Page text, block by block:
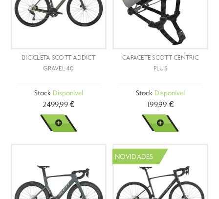
SCOTT ADDICT
GRAVEL 40
Disponível
2499,99 €
VER MAIS
CAPACETE SCOTT CENTRIC
Disponível
VER MAIS
NOVIDADES